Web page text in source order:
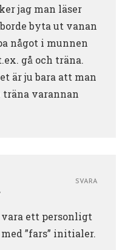
jag man läser
byta ut vanan
något i munnen
gå och träna.
är ju bara att man
varannan
ett personligt
”fars” initialer.
SVARA